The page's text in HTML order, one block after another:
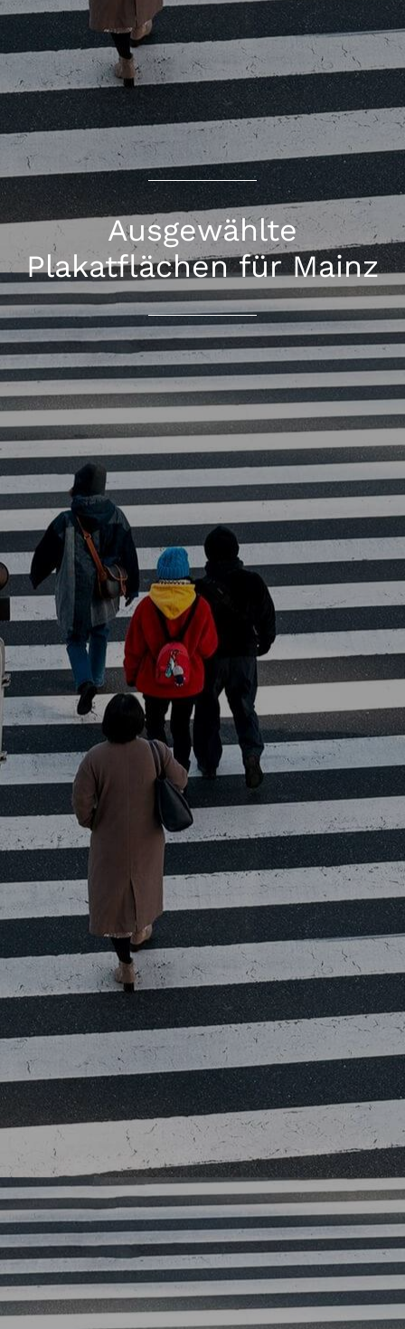
Ausgewählte
Plakatflächen für Mainz